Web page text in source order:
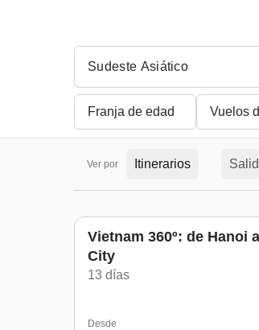
Franja de edad Vuelos
Ver por Itinerarios
Vietnam 360º: de Hanoi
City
13 días
Desde